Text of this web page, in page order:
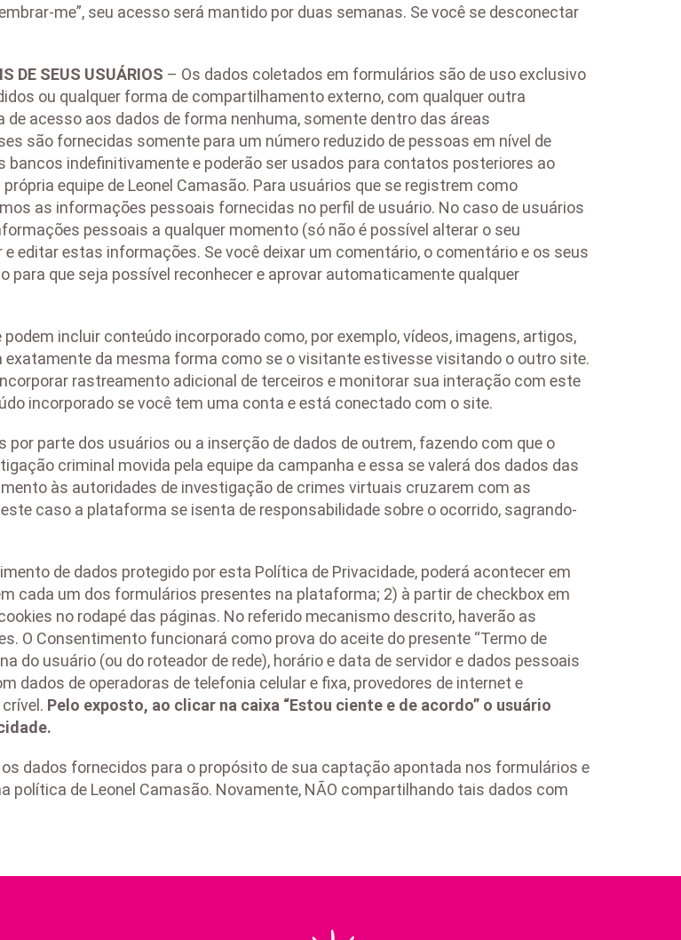
me”, seu acesso será mantido por duas semanas. Se você se desconectar
DE SEUS USUÁRIOS – Os dados coletados em formulários são de uso exclusivo
ou qualquer forma de compartilhamento externo, com qualquer outra
acesso aos dados de forma nenhuma, somente dentro das áreas
são fornecidas somente para um número reduzido de pessoas em nível de
indefinitivamente e poderão ser usados para contatos posteriores ao
equipe de Leonel Camasão. Para usuários que se registrem como
as informações pessoais fornecidas no perfil de usuário. No caso de usuários
pessoais a qualquer momento (só não é possível alterar o seu
editar estas informações. Se você deixar um comentário, o comentário e os seus
que seja possível reconhecer e aprovar automaticamente qualquer
incluir conteúdo incorporado como, por exemplo, vídeos, imagens, artigos,
da mesma forma como se o visitante estivesse visitando o outro site.
rastreamento adicional de terceiros e monitorar sua interação com este
incorporado se você tem uma conta e está conectado com o site.
por parte dos usuários ou a inserção de dados de outrem, fazendo com que o
criminal movida pela equipe da campanha e essa se valerá dos dados das
às autoridades de investigação de crimes virtuais cruzarem com as
caso a plataforma se isenta de responsabilidade sobre o ocorrido, sagrando-
de dados protegido por esta Política de Privacidade, poderá acontecer em
cada um dos formulários presentes na plataforma; 2) à partir de checkbox em
no rodapé das páginas. No referido mecanismo descrito, haverão as
O Consentimento funcionará como prova do aceite do presente “Termo de
do usuário (ou do roteador de rede), horário e data de servidor e dados pessoais
dados de operadoras de telefonia celular e fixa, provedores de internet e
Pelo exposto, ao clicar na caixa “Estou ciente e de acordo” o usuário
dados fornecidos para o propósito de sua captação apontada nos formulários e
política de Leonel Camasão. Novamente, NÃO compartilhando tais dados com